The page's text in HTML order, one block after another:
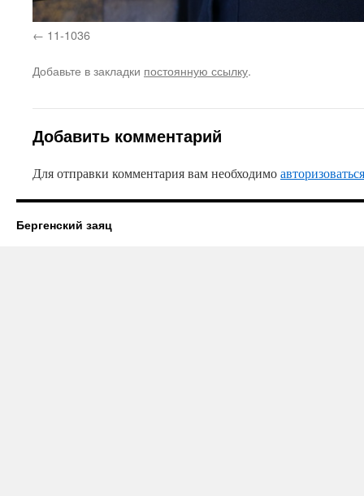
11-1036
Добавьте в закладки постоянную ссылку.
Добавить комментарий
Для отправки комментария вам необходимоавторизоваться
Бергенский заяц